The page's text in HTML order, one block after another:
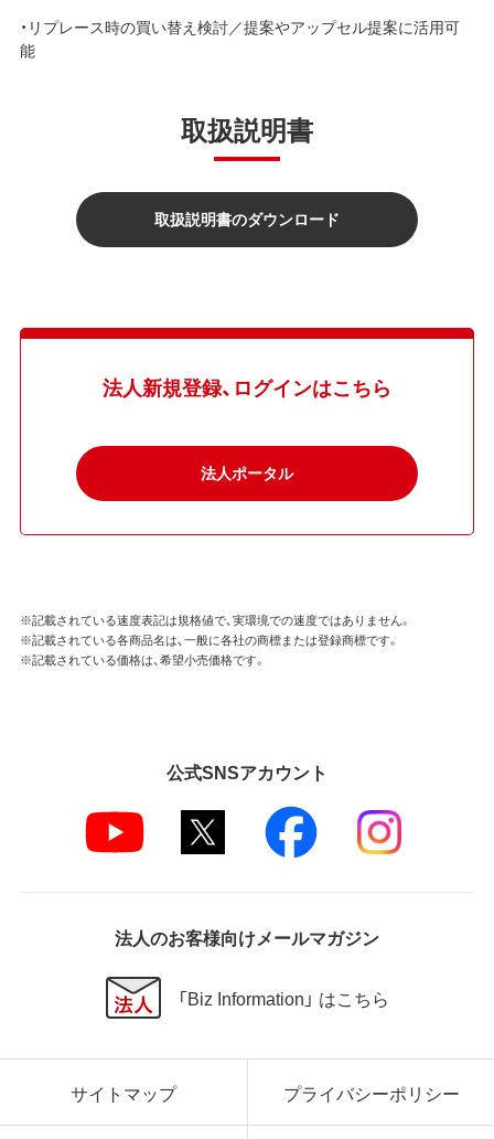
・リプレース時の買い替え検討／提案やアップセル提案に活用可
能
取扱説明書
取扱説明書のダウンロード
法人新規登録、ログインはこちら
法人ポータル
※記載されている速度表記は規格値で、実環境での速度ではありません。
※記載されている各商品名は、一般に各社の商標または登録商標です。
※記載されている価格は、希望小売価格です。
公式SNSアカウント
法人のお客様向けメールマガジン
「Biz Information」 はこちら
サイトマップ プライバシーポリシー